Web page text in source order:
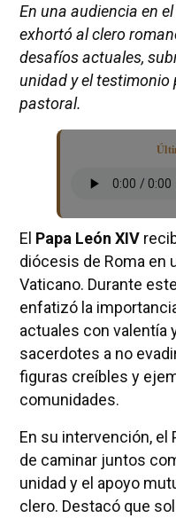
En una audiencia en
exhortó al clero
desafíos actuales,
unidad y el testimonio
pastoral.
El Papa León XIV
diócesis de Roma en
Vaticano. Durante
enfatizó la
actuales con valentía
sacerdotes a no
figuras creíbles y
comunidades.
En su intervención, el
de caminar juntos
unidad y el apoyo
clero. Destacó que